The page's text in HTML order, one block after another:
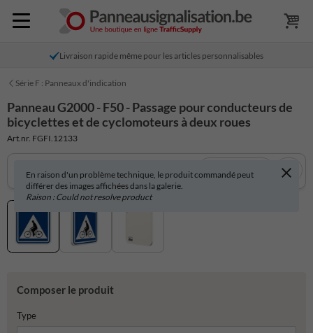
Livraison rapide même pour les articles personnalisables
Série F : Panneaux d'indication
Panneau G2000 - F50 - Passage pour conducteurs de
bicyclettes et de cyclomoteurs à deux roues
Art.nr. FGFI.12133
En raison d'un problème technique, le produit commandé peut
différer des images affichées dans la galerie.
Raison : Could not resolve product
Voir en 3D
Composer le produit
Type